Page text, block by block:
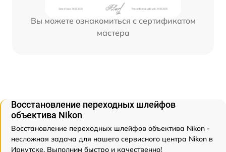
Вы можете ознакомиться с сертификатом
мастера
Восстановление переходных шлейфов
объектива Nikon
Восстановление переходных шлейфов объектива Nikon -
несложная задача для нашего сервисного центра Nikon в
Иркутске. Выполним быстро и качественно!